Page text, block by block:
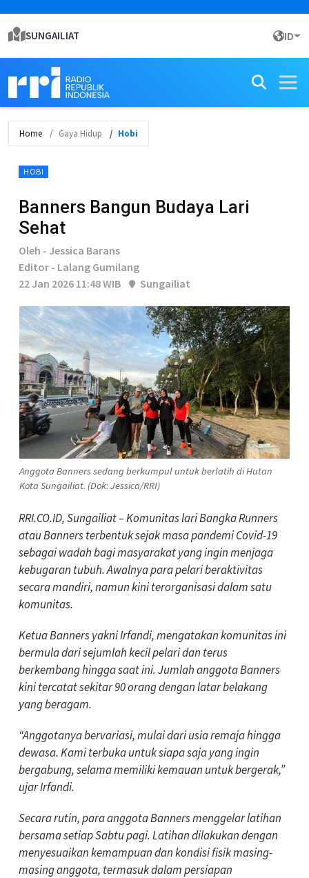
SUNGAILIAT ID
Home Gaya Hidup Hobi
HOBI
Banners Bangun Budaya Lari
Sehat
Oleh - Jessica Barans
Editor - Lalang Gumilang
22 Jan 2026 11:48 WIB
Sungailiat
Anggota Banners sedang berkumpul untuk berlatih di Hutan
Kota Sungailiat. (Dok: Jessica/RRI)
RRI.CO.ID, Sungailiat – Komunitas lari Bangka Runners
atau Banners terbentuk sejak masa pandemi Covid-19
sebagai wadah bagi masyarakat yang ingin menjaga
kebugaran tubuh. Awalnya para pelari beraktivitas
secara mandiri, namun kini terorganisasi dalam satu
komunitas.
Ketua Banners yakni Irfandi, mengatakan komunitas ini
bermula dari sejumlah kecil pelari dan terus
berkembang hingga saat ini. Jumlah anggota Banners
kini tercatat sekitar 90 orang dengan latar belakang
yang beragam.
“Anggotanya bervariasi, mulai dari usia remaja hingga
dewasa. Kami terbuka untuk siapa saja yang ingin
bergabung, selama memiliki kemauan untuk bergerak,”
ujar Irfandi.
Secara rutin, para anggota Banners menggelar latihan
bersama setiap Sabtu pagi. Latihan dilakukan dengan
menyesuaikan kemampuan dan kondisi fisik masing-
masing anggota, termasuk dalam persiapan